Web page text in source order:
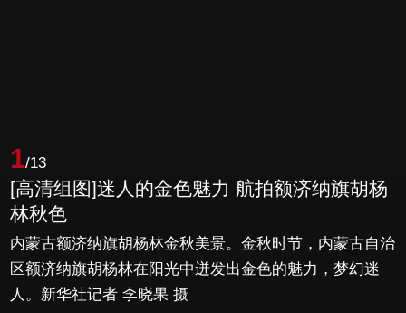
1/13
[高清组图]迷人的金色魅力 航拍额济纳旗胡杨
林秋色
内蒙古额济纳旗胡杨林金秋美景。金秋时节，内蒙古自治
区额济纳旗胡杨林在阳光中迸发出金色的魅力，梦幻迷
人。新华社记者 李晓果 摄